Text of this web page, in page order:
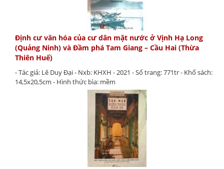
Định cư văn hóa của cư dân mặt nước ở Vịnh Hạ Long
(Quảng Ninh) và Đầm phá Tam Giang – Cầu Hai (Thừa
Thiên Huế)
- Tác giả: Lê Duy Đại - Nxb: KHXH - 2021 - Số trang: 771tr - Khổ sách:
14,5x20,5cm - Hình thức bìa: mềm